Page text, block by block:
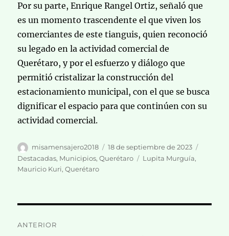
Por su parte, Enrique Rangel Ortiz, señaló que
es un momento trascendente el que viven los
comerciantes de este tianguis, quien reconoció
su legado en la actividad comercial de
Querétaro, y por el esfuerzo y diálogo que
permitió cristalizar la construcción del
estacionamiento municipal, con el que se busca
dignificar el espacio para que continúen con su
actividad comercial.
Autor
misamensajero2018
Publicado
el
18 de septiembre de 2023
Destacadas, Municipios,Querétaro Etiquetas
Lupita Murguía,
Mauricio Kuri,Querétaro
ANTERIOR